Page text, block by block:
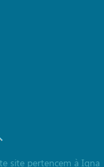
site pertencem à Iqna